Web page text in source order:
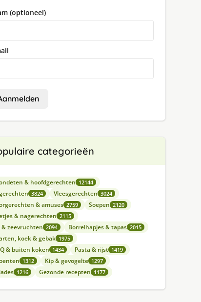
(optioneel)
categorieën
& hoofdgerechten 12144
3824 Vleesgerechten 3024
& amuses 2759 Soepen 2120
& nagerechten 2115
& zeevruchten 2094 Borrelhapjes & tapas 2015
koek & gebak 1975
& buiten koken 1434 Pasta & rijst 1419
1312 Kip & gevogelte 1297
1216 Gezonde recepten 1177